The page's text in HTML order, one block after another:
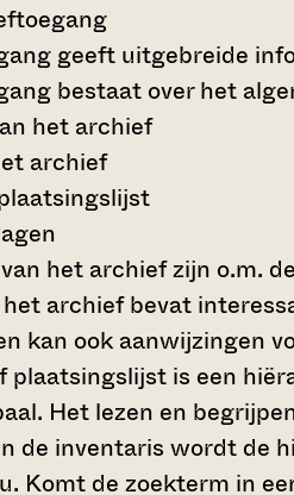
geeft uitgebreide
bestaat over het
het archief
archief
het archief zijn o.m.
archief bevat
kan ook aanwijzingen
plaatsingslijst is een
Het lezen en
de inventaris wordt de
Komt de zoekterm in